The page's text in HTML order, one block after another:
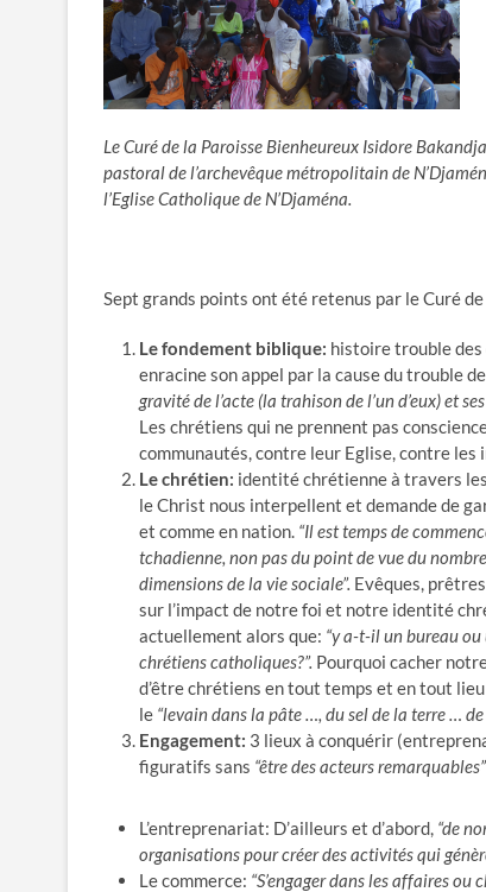
Le Curé de la Paroisse Bienheureux Isidore
pastoral de l’archevêque métropolitain de
l’Eglise Catholique de N’Djaména.
Sept grands points ont été retenus par le Curé
Le fondement biblique: histoire trouble des
enracine son appel par la cause du trouble
gravité de l’acte (la trahison de l’un d’eux) et
Les chrétiens qui ne prennent pas
communautés, contre leur Eglise, contre
Le chrétien: identité chrétienne à travers
le Christ nous interpellent et demande de
et comme en nation. “Il est temps de
tchadienne, non pas du point de vue du
dimensions de la vie sociale”. Evêques,
sur l’impact de notre foi et notre identité
actuellement alors que: “y a-t-il un bureau
chrétiens catholiques?”. Pourquoi cacher
d’être chrétiens en tout temps et en tout
le “levain dans la pâte …, du sel de la terre …
Engagement: 3 lieux à conquérir
figuratifs sans “être des acteurs remarquables”
L’entreprenariat: D’ailleurs et d’abord, “de
organisations pour créer des activités qui
Le commerce: “S’engager dans les affaires ou